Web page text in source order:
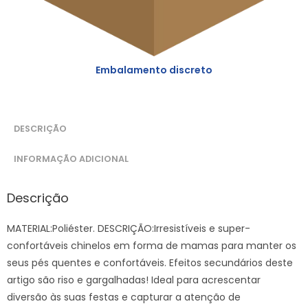
Embalamento discreto
DESCRIÇÃO
INFORMAÇÃO ADICIONAL
Descrição
MATERIAL:Poliéster. DESCRIÇÃO:Irresistíveis e super-
confortáveis chinelos em forma de mamas para manter os
seus pés quentes e confortáveis. Efeitos secundários deste
artigo são riso e gargalhadas! Ideal para acrescentar
diversão às suas festas e capturar a atenção de